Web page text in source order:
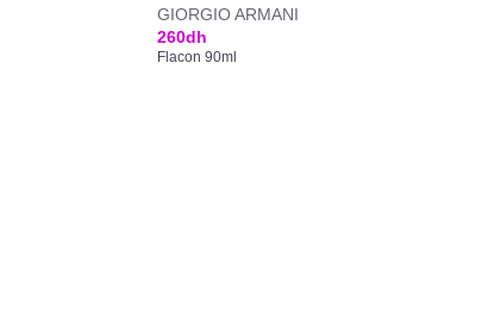
GIORGIO ARMANI
260dh
Flacon 90ml